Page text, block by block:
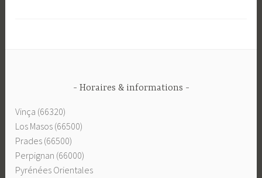
Horaires & informations
Vinça (66320)
Los Masos (66500)
Prades (66500)
Perpignan (66000)
Pyrénées Orientales